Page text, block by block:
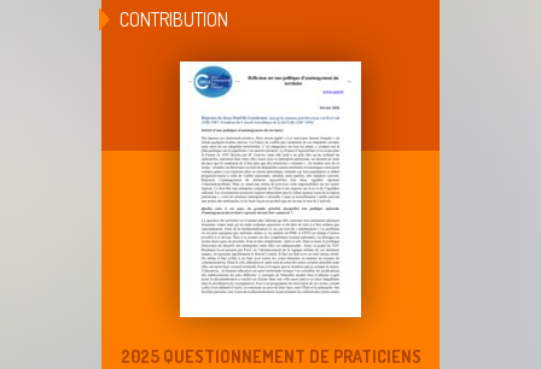
CONTRIBUTION
2025 QUESTIONNEMENT DE PRATICIENS